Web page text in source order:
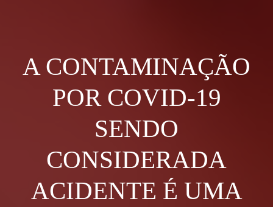
A CONTAMINAÇÃO
POR COVID-19
SENDO
CONSIDERADA
ACIDENTE É UMA